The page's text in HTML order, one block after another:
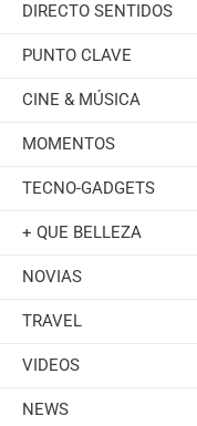
DIRECTO SENTIDOS
PUNTO CLAVE
CINE & MÚSICA
MOMENTOS
TECNO-GADGETS
+ QUE BELLEZA
NOVIAS
TRAVEL
VIDEOS
NEWS